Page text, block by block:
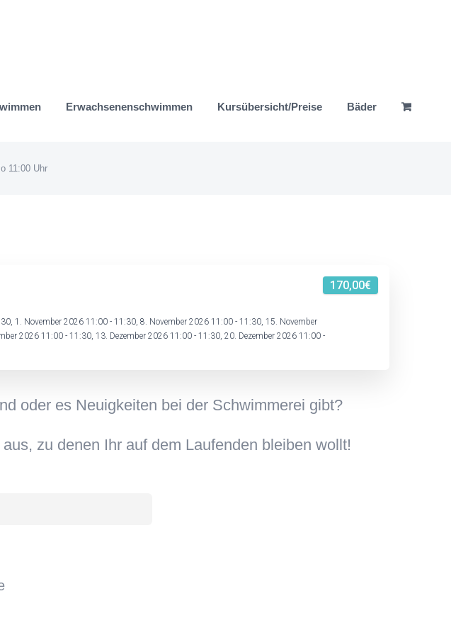
Erwachsenenschwimmen Kursübersicht/Preise Bäder
11:00 Uhr
1. November 2026 11:00 - 11:30, 8. November 2026 11:00 - 11:30, 15. November
2026 11:00 - 11:30, 13. Dezember 2026 11:00 - 11:30, 20. Dezember 2026 11:00 -
170,00€
oder es Neuigkeiten bei der Schwimmerei gibt?
zu denen Ihr auf dem Laufenden bleiben wollt!